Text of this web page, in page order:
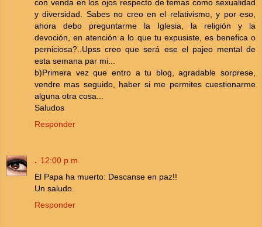
con venda en los ojos respecto de temas como sexualidad
y diversidad. Sabes no creo en el relativismo, y por eso,
ahora debo preguntarme la Iglesia, la religión y la
devoción, en atención a lo que tu expusiste, es benefica o
perniciosa?..Upss creo que será ese el pajeo mental de
esta semana par mi...
b)Primera vez que entro a tu blog, agradable sorprese,
vendre mas seguido, haber si me permites cuestionarme
alguna otra cosa...
Saludos
Responder
. 12:00 p.m.
El Papa ha muerto: Descanse en paz!!
Un saludo.
Responder